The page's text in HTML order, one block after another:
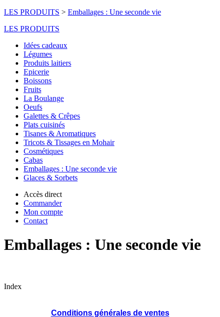
LES PRODUITS > Emballages : Une seconde vie
LES PRODUITS
Idées cadeaux
Légumes
Produits laitiers
Epicerie
Boissons
Fruits
La Boulange
Oeufs
Galettes & Crêpes
Plats cuisinés
Tisanes & Aromatiques
Tricots & Tissages en Mohair
Cosmétiques
Cabas
Emballages : Une seconde vie
Glaces & Sorbets
Accès direct
Commander
Mon compte
Contact
Emballages : Une seconde vie
Index
Conditions générales de ventes